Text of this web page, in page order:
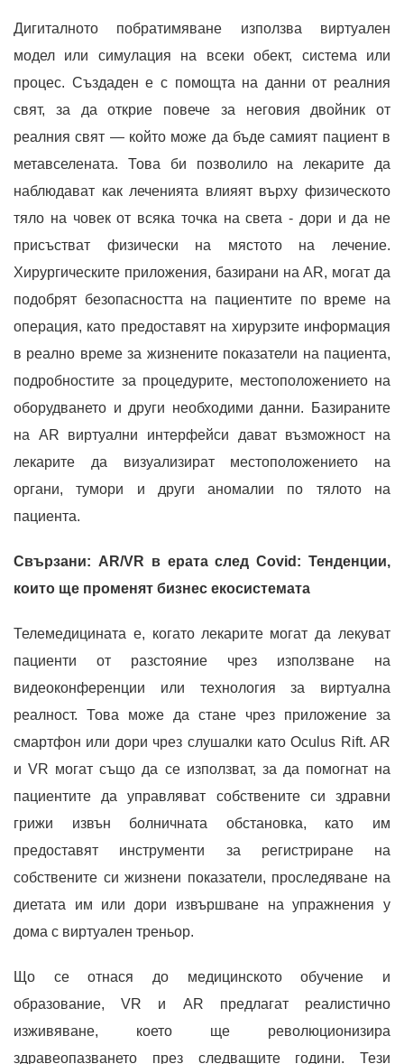
Дигиталното побратимяване използва виртуален
модел или симулация на всеки обект, система или
процес. Създаден е с помощта на данни от реалния
свят, за да открие повече за неговия двойник от
реалния свят — който може да бъде самият пациент в
метавселената. Това би позволило на лекарите да
наблюдават как леченията влияят върху физическото
тяло на човек от всяка точка на света - дори и да не
присъстват физически на мястото на лечение.
Хирургическите приложения, базирани на AR, могат да
подобрят безопасността на пациентите по време на
операция, като предоставят на хирурзите информация
в реално време за жизнените показатели на пациента,
подробностите за процедурите, местоположението на
оборудването и други необходими данни. Базираните
на AR виртуални интерфейси дават възможност на
лекарите да визуализират местоположението на
органи, тумори и други аномалии по тялото на
пациента.
Свързани: AR/VR в ерата след Covid: Тенденции,
които ще променят бизнес екосистемата
Телемедицината е, когато лекарите могат да лекуват
пациенти от разстояние чрез използване на
видеоконференции или технология за виртуална
реалност. Това може да стане чрез приложение за
смартфон или дори чрез слушалки като Oculus Rift. AR
и VR могат също да се използват, за да помогнат на
пациентите да управляват собствените си здравни
грижи извън болничната обстановка, като им
предоставят инструменти за регистриране на
собствените си жизнени показатели, проследяване на
диетата им или дори извършване на упражнения у
дома с виртуален треньор.
Що се отнася до медицинското обучение и
образование, VR и AR предлагат реалистично
изживяване, което ще революционизира
здравеопазването през следващите години. Тези